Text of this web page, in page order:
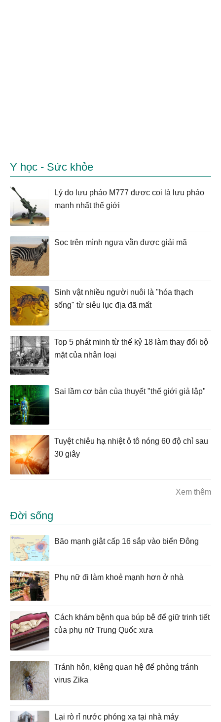
Y học - Sức khỏe
Lý do lựu pháo M777 được coi là lựu pháo
mạnh nhất thế giới
Sọc trên mình ngựa vằn được giải mã
Sinh vật nhiều người nuôi là "hóa thạch
sống" từ siêu lục địa đã mất
Top 5 phát minh từ thế kỷ 18 làm thay đổi bộ
mặt của nhân loại
Sai lầm cơ bản của thuyết "thế giới giả lập"
Tuyệt chiêu hạ nhiệt ô tô nóng 60 độ chỉ sau
30 giây
Xem thêm
Đời sống
Bão mạnh giật cấp 16 sắp vào biển Đông
Phụ nữ đi làm khoẻ mạnh hơn ở nhà
Cách khám bệnh qua búp bê để giữ trinh tiết
của phụ nữ Trung Quốc xưa
Tránh hôn, kiêng quan hệ để phòng tránh
virus Zika
Lại rò rỉ nước phóng xạ tại nhà máy